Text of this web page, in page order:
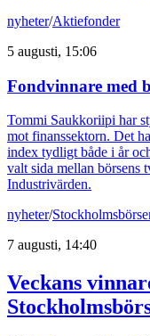
nyheter/Aktiefonder
5 augusti, 15:06
Fondvinnare med
Tommi Saukkoriipi har
mot finanssektorn. Det
index tydligt både i år
valt sida mellan börsens
Industrivärden.
nyheter/
7 augusti, 14:40
Veckans